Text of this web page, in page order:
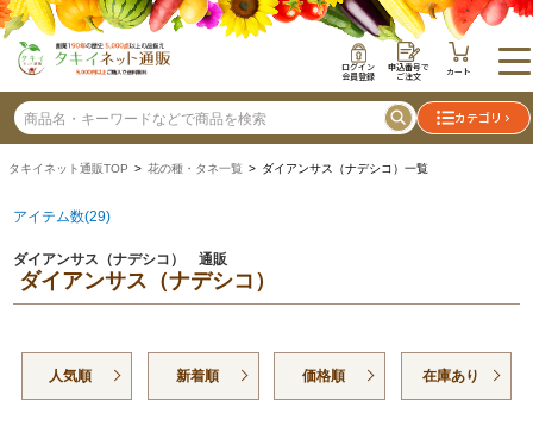
ログイン
会員登録
申込番号で
ご注文 カート
カテゴリ
タキイネット通販TOP > 花の種・タネ一覧 > ダイアンサス（ナデシコ）一覧
アイテム数(29)
ダイアンサス（ナデシコ） 通販
ダイアンサス（ナデシコ）
人気順 新着順 価格順 在庫あり